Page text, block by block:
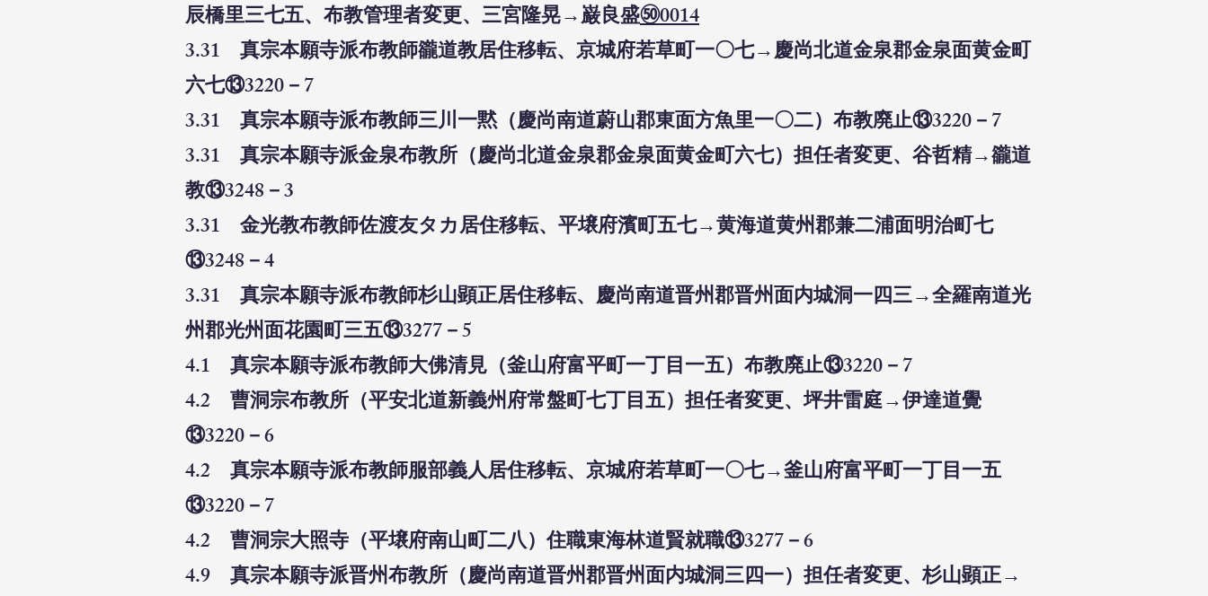
辰橋里三七五、布教管理者変更、三宮隆晃→巌良盛㊿0014
3.31 真宗本願寺派布教師豅道教居住移転、京城府若草町一〇七→慶尚北道金泉郡金泉面黄金町
六七⑬3220－7
3.31 真宗本願寺派布教師三川一黙（慶尚南道蔚山郡東面方魚里一〇二）布教廃止⑬3220－7
3.31 真宗本願寺派金泉布教所（慶尚北道金泉郡金泉面黄金町六七）担任者変更、谷哲精→豅道
教⑬3248－3
3.31 金光教布教師佐渡友タカ居住移転、平壌府濱町五七→黄海道黄州郡兼二浦面明治町七
⑬3248－4
3.31 真宗本願寺派布教師杉山顕正居住移転、慶尚南道晋州郡晋州面内城洞一四三→全羅南道光
州郡光州面花園町三五⑬3277－5
4.1 真宗本願寺派布教師大佛清見（釜山府富平町一丁目一五）布教廃止⑬3220－7
4.2 曹洞宗布教所（平安北道新義州府常盤町七丁目五）担任者変更、坪井雷庭→伊達道覺
⑬3220－6
4.2 真宗本願寺派布教師服部義人居住移転、京城府若草町一〇七→釜山府富平町一丁目一五
⑬3220－7
4.2 曹洞宗大照寺（平壌府南山町二八）住職東海林道賢就職⑬3277－6
4.9 真宗本願寺派晋州布教所（慶尚南道晋州郡晋州面内城洞三四一）担任者変更、杉山顕正→